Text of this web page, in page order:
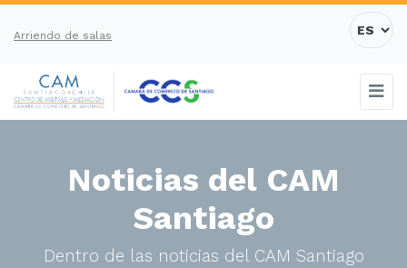
Arriendo de salas
Noticias del CAM
Santiago
Dentro de las noticias del CAM Santiago